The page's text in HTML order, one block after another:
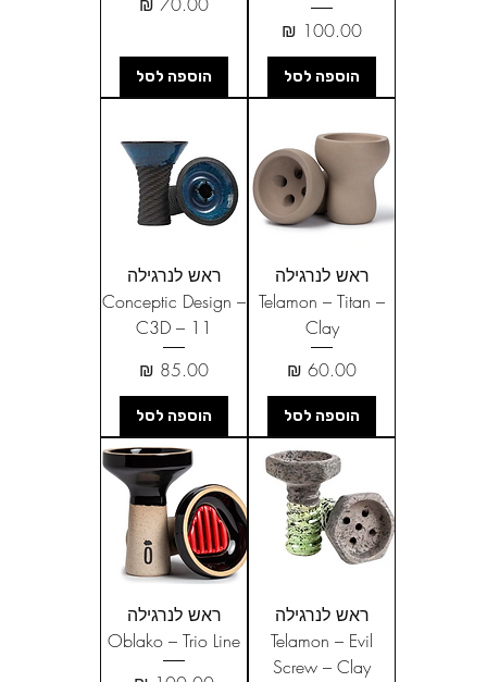
מחיר
הוספה לסל הוספה לסל
ראש לנרגילה
Telamon – Titan –
Clay
מחיר
הוספה לסל
ראש לנרגילה
Conceptic Design –
C3D – 11
מחיר
הוספה לסל
ראש לנרגילה
Telamon – Evil
Screw – Clay
ראש לנרגילה
Oblako – Trio Line